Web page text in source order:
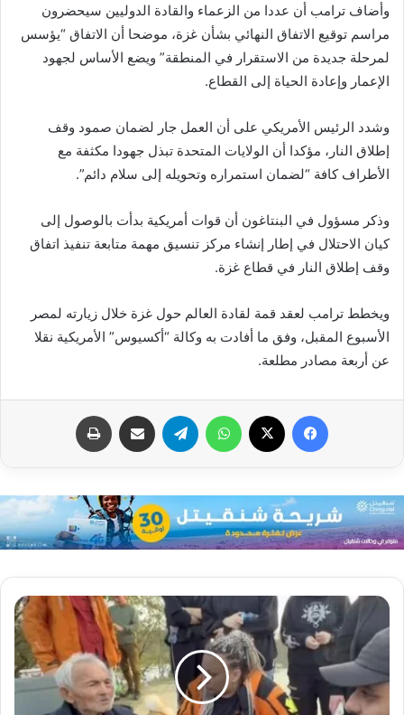
وأضاف ترامب أن عددا من الزعماء والقادة الدوليين سيحضرون
مراسم توقيع الاتفاق النهائي بشأن غزة، موضحا أن الاتفاق “يؤسس
لمرحلة جديدة من الاستقرار في المنطقة” ويضع الأساس لجهود
الإعمار وإعادة الحياة إلى القطاع.
وشدد الرئيس الأمريكي على أن العمل جار لضمان صمود وقف
إطلاق النار، مؤكدا أن الولايات المتحدة تبذل جهودا مكثفة مع
الأطراف كافة “لضمان استمراره وتحويله إلى سلام دائم”.
وذكر مسؤول في البنتاغون أن قوات أمريكية بدأت بالوصول إلى
كيان الاحتلال في إطار إنشاء مركز تنسيق مهمة متابعة تنفيذ اتفاق
وقف إطلاق النار في قطاع غزة.
ويخطط ترامب لعقد قمة لقادة العالم حول غزة خلال زيارته لمصر
الأسبوع المقبل، وفق ما أفادت به وكالة “أكسيوس” الأمريكية نقلا
عن أربعة مصادر مطلعة.
فيسبوك واتساب تيلقرام مشاركة عبر البريد